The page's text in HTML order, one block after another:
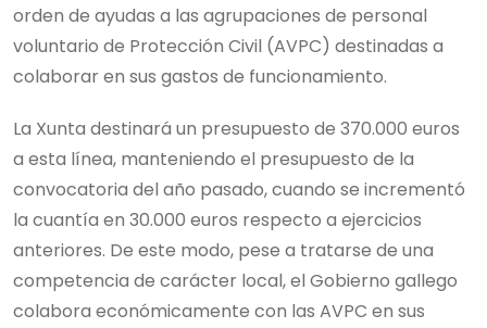
orden de ayudas a las agrupaciones de personal
voluntario de Protección Civil (AVPC) destinadas a
colaborar en sus gastos de funcionamiento.
La Xunta destinará un presupuesto de 370.000 euros
a esta línea, manteniendo el presupuesto de la
convocatoria del año pasado, cuando se incrementó
la cuantía en 30.000 euros respecto a ejercicios
anteriores. De este modo, pese a tratarse de una
competencia de carácter local, el Gobierno gallego
colabora económicamente con las AVPC en sus